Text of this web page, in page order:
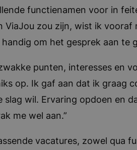
functienamen voor in
ViaJou zou zijn, wist ik
om het gesprek aan te
punten, interesses en
op. Ik gaf aan dat ik graag
wil. Ervaring opdoen en
me wel aan.”
vacatures, zowel qua